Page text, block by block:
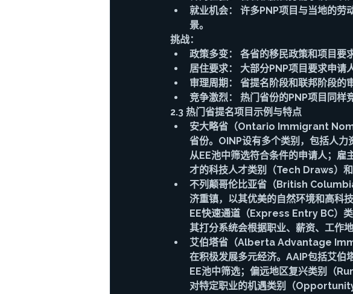
就业机会： 许多PNP项目与当地的劳
景。
挑战：
政策多变： 各省的移民政策和项目要
居住要求： 大部分PNP项目要求申请
审理周期： 省提名阶段和联邦阶段的
竞争激烈： 热门省份的PNP项目同样
2.3 热门省提名项目示例与特点
安大略省（Ontario Immigrant
省份。OINP设有多个类别，包括人
从EE池中筛选符合条件的申请人；
才的科技人才类别（Tech Draws）和
不列颠哥伦比亚省（British
济重镇，以其优美的自然环境和高
EE快速通道（Express Entry BC）
其打分系统会根据职业、薪资、工作
艾伯塔省（Alberta Advantage
在积极发展多元经济。AAIP包括艾
EE池中筛选；偏远地区复兴类别（
对特定职业的机遇类别（